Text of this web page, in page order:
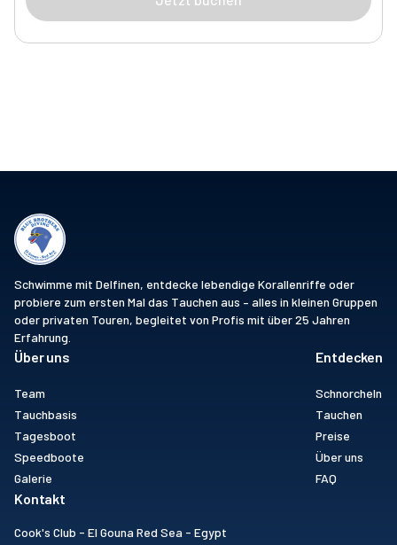
Schwimme mit Delfinen, entdecke lebendige Korallenriffe oder
probiere zum ersten Mal das Tauchen aus – alles in kleinen Gruppen
oder privaten Touren, begleitet von Profis mit über 25 Jahren
Erfahrung.
Über uns
Team
Tauchbasis
Tagesboot
Speedboote
Galerie
Entdecken
Schnorcheln
Tauchen
Preise
Über uns
FAQ
Kontakt
Cook's Club - El Gouna Red Sea - Egypt